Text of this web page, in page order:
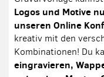
Logos und Motive
unseren Online
kreativ mit den
Kombinationen! Du
eingravieren,